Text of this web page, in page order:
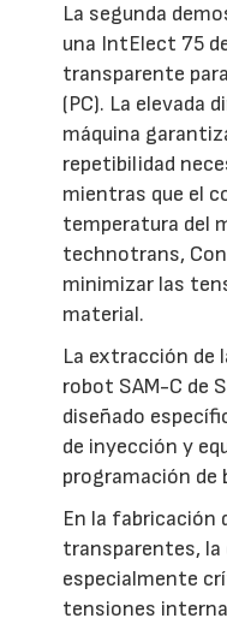
La segunda
una IntElect 75
transparente
(PC). La elevada
máquina
repetibilidad
mientras que el
temperatura del
technotrans,
minimizar las
material.
La extracción de
robot SAM-C de
diseñado
de inyección y
programación de
En la fabricación
transparentes,
especialmente
tensiones